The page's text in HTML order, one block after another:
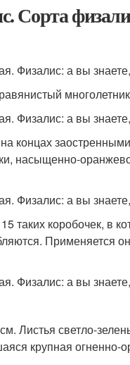
концах
насыщенно-
таких коробочек, в
Применяется
Листья светло-
крупная